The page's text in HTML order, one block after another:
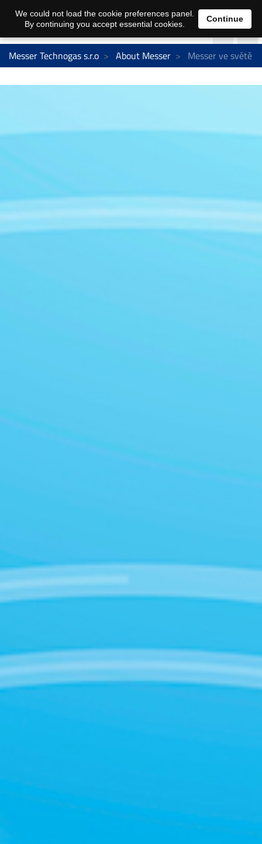
Messer Technogas s.r.o About Messer Messer ve světě
We could not load the cookie preferences panel.
By continuing you accept essential cookies.
Continue